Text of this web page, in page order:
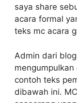
saya share
acara formal
teks mc acara
Admin dari
contoh teks
dibawah ini.